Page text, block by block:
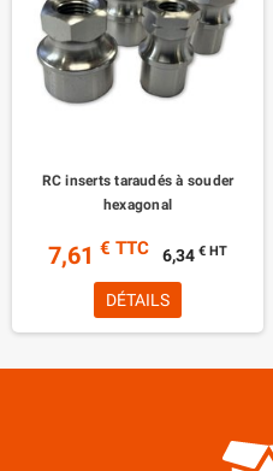
RC inserts taraudés à souder
hexagonal
7,61 € TTC 6,34 € HT
DÉTAILS